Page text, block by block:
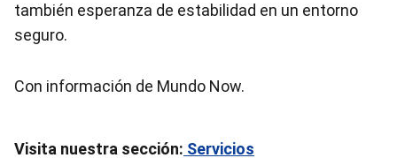
también esperanza de estabilidad en un entorno
seguro.
Con información de Mundo Now.
Visita nuestra sección: Servicios